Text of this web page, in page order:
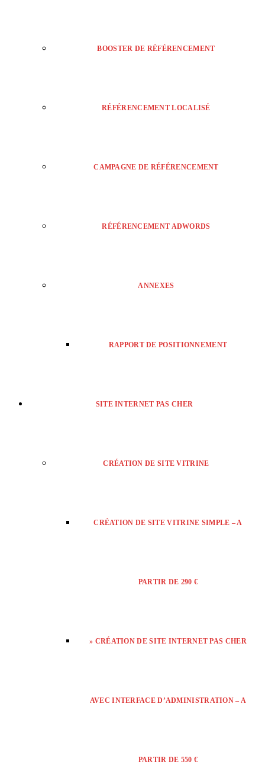
BOOSTER DE RÉFÉRENCEMENT
RÉFÉRENCEMENT LOCALISÉ
CAMPAGNE DE RÉFÉRENCEMENT
RÉFÉRENCEMENT ADWORDS
ANNEXES
RAPPORT DE POSITIONNEMENT
SITE INTERNET PAS CHER
CRÉATION DE SITE VITRINE
CRÉATION DE SITE VITRINE SIMPLE – A
PARTIR DE 290 €
» CRÉATION DE SITE INTERNET PAS CHER
AVEC INTERFACE D’ADMINISTRATION – A
PARTIR DE 550 €